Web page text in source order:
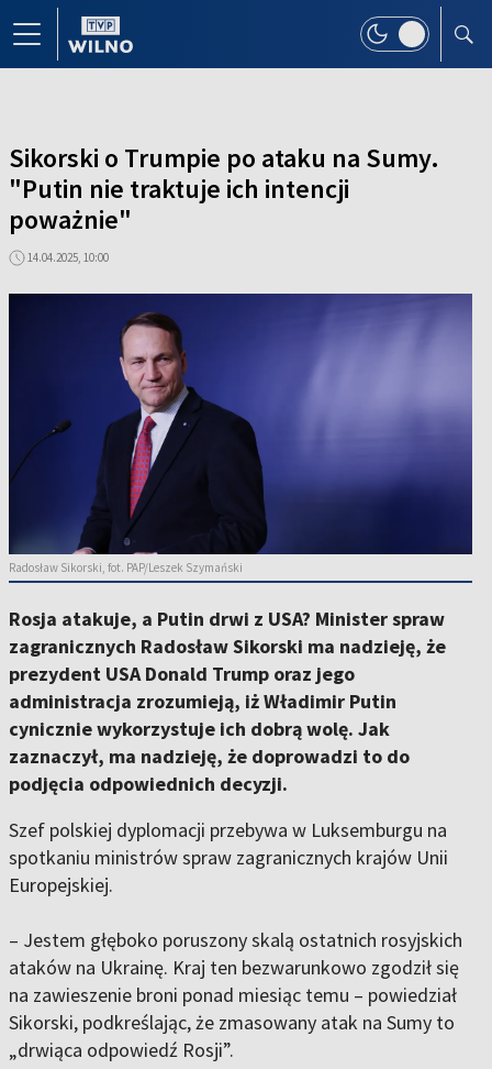
Sikorski o Trumpie po ataku na Sumy.
"Putin nie traktuje ich intencji
poważnie"
14.04.2025, 10:00
Radosław Sikorski, fot. PAP/Leszek Szymański
Rosja atakuje, a Putin drwi z USA? Minister spraw
zagranicznych Radosław Sikorski ma nadzieję, że
prezydent USA Donald Trump oraz jego
administracja zrozumieją, iż Władimir Putin
cynicznie wykorzystuje ich dobrą wolę. Jak
zaznaczył, ma nadzieję, że doprowadzi to do
podjęcia odpowiednich decyzji.
Szef polskiej dyplomacji przebywa w Luksemburgu na
spotkaniu ministrów spraw zagranicznych krajów Unii
Europejskiej.
– Jestem głęboko poruszony skalą ostatnich rosyjskich
ataków na Ukrainę. Kraj ten bezwarunkowo zgodził się
na zawieszenie broni ponad miesiąc temu – powiedział
Sikorski, podkreślając, że zmasowany atak na Sumy to
„drwiąca odpowiedź Rosji”.